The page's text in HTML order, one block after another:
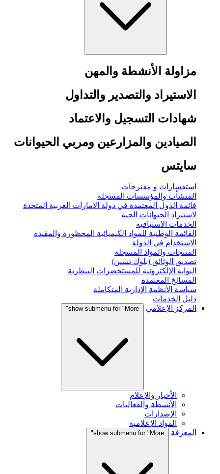
مزاولة الأنشطة والمهن
الاستيراد والتصدير والتداول
شهادات التسجيل والاعتماد
الصيادين والمزارعين ومربي الحيوانات
سايتس
استفسارات و مقترحات
المنشأت والمؤسسات المسجلة
قائمة الدول المعتمدة في دولة الامارات العربية المتحدة
لاستيراد الحيوانات الحية
الخدمات الاستباقية
القائمة الوطنية للمواد الكيميائية المحظورة والمقيدة
الاستخدام في الدولة
المنتجات والمواد المسجلة
تصديق الوثائق (بلوك تشين)
البوابة الإلكترونية للمستحضرات البيطرية
المسالخ المعتمدة
سياسة الأنظمة الإدارية المتكاملة
دليل الخدمات
المركز الإعلامي
show submenu for "More"
الأخبار والإعلام
الأنشطة والفعاليات
الإصدارات
المواد الإعلامية
المعرفة
show submenu for "More"